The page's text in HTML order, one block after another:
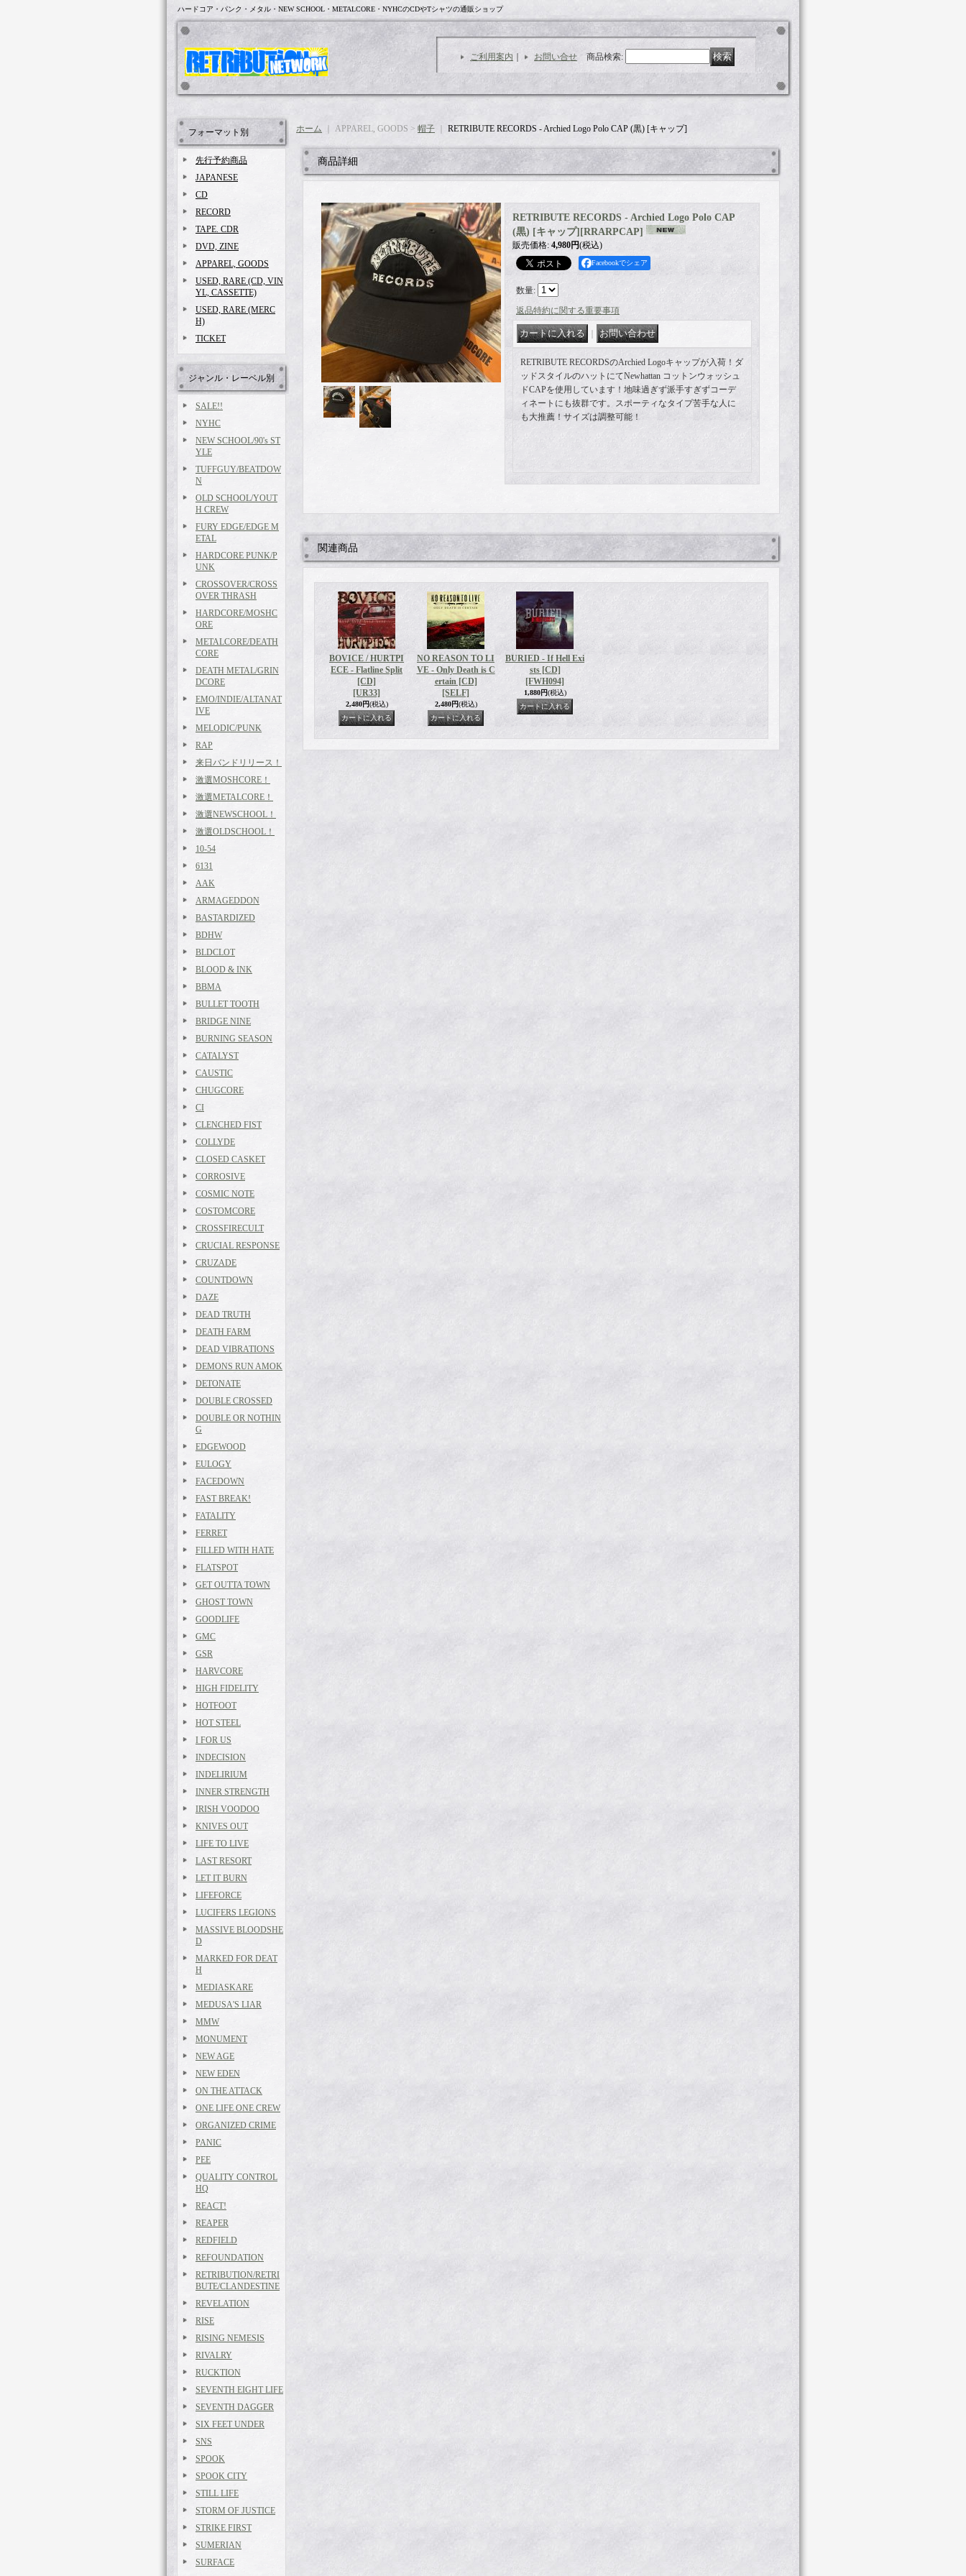
ハードコア・パンク・メタル・NEW SCHOOL・METALCORE・NYHCのCDやTシャツの通販ショップ
ご利用案内 お問い合せ 商品検索:
フォーマット別
先行予約商品
JAPANESE
CD
RECORD
TAPE. CDR
DVD, ZINE
APPAREL, GOODS
USED, RARE (CD, VIN
YL, CASSETTE)
USED, RARE (MERC
H)
TICKET
ジャンル・レーベル別
SALE!!
NYHC
NEW SCHOOL/90's ST
YLE
TUFFGUY/BEATDOW
N
OLD SCHOOL/YOUT
H CREW
FURY EDGE/EDGE M
ETAL
HARDCORE PUNK/P
UNK
CROSSOVER/CROSS
OVER THRASH
HARDCORE/MOSHC
ORE
METALCORE/DEATH
CORE
DEATH METAL/GRIN
DCORE
EMO/INDIE/ALTANAT
IVE
MELODIC/PUNK
RAP
来日バンドリリース！
激選MOSHCORE！
激選METALCORE！
激選NEWSCHOOL！
激選OLDSCHOOL！
10-54
6131
AAK
ARMAGEDDON
BASTARDIZED
BDHW
BLDCLOT
BLOOD & INK
BBMA
BULLET TOOTH
BRIDGE NINE
BURNING SEASON
CATALYST
CAUSTIC
CHUGCORE
CI
CLENCHED FIST
COLLYDE
CLOSED CASKET
CORROSIVE
COSMIC NOTE
COSTOMCORE
CROSSFIRECULT
CRUCIAL RESPONSE
CRUZADE
COUNTDOWN
DAZE
DEAD TRUTH
DEATH FARM
DEAD VIBRATIONS
DEMONS RUN AMOK
DETONATE
DOUBLE CROSSED
DOUBLE OR NOTHIN
G
EDGEWOOD
EULOGY
FACEDOWN
FAST BREAK!
FATALITY
FERRET
FILLED WITH HATE
FLATSPOT
GET OUTTA TOWN
GHOST TOWN
GOODLIFE
GMC
GSR
HARVCORE
HIGH FIDELITY
HOTFOOT
HOT STEEL
I FOR US
INDECISION
INDELIRIUM
INNER STRENGTH
IRISH VOODOO
KNIVES OUT
LIFE TO LIVE
LAST RESORT
LET IT BURN
LIFEFORCE
LUCIFERS LEGIONS
MASSIVE BLOODSHE
D
MARKED FOR DEAT
H
MEDIASKARE
MEDUSA'S LIAR
MMW
MONUMENT
NEW AGE
NEW EDEN
ON THE ATTACK
ONE LIFE ONE CREW
ORGANIZED CRIME
PANIC
PEE
QUALITY CONTROL
HQ
REACT!
REAPER
REDFIELD
REFOUNDATION
RETRIBUTION/RETRI
BUTE/CLANDESTINE
REVELATION
RISE
RISING NEMESIS
RIVALRY
RUCKTION
SEVENTH EIGHT LIFE
SEVENTH DAGGER
SIX FEET UNDER
SNS
SPOOK
SPOOK CITY
STILL LIFE
STORM OF JUSTICE
STRIKE FIRST
SUMERIAN
SURFACE
ホーム ｜ APPAREL, GOODS > 帽子 RETRIBUTE RECORDS - Archied Logo Polo CAP (黒) [キャップ]
商品詳細
RETRIBUTE RECORDS - Archied Logo Polo CAP
(黒) [キャップ] [RRARPCAP]
販売価格: 4,980円(税込)
Facebookでシェア
数量:
返品特約に関する重要事項
RETRIBUTE RECORDSのArchied Logoキャップが入荷！ダ
ッドスタイルのハットにてNewhattan コットンウォッシュ
ドCAPを使用しています！地味過ぎず派手すぎずコーデ
ィネートにも抜群です。スポーティなタイプ苦手な人に
も大推薦！サイズは調整可能！
関連商品
BOVICE / HURTPI
ECE - Flatline Split
[CD]
[UR33]
2,480円(税込)
NO REASON TO LI
VE - Only Death is C
ertain [CD]
[SELF]
2,480円(税込)
BURIED - If Hell Exi
sts [CD]
[FWH094]
1,880円(税込)